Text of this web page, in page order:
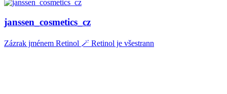
janssen_cosmetics_cz
Zázrak jménem Retinol 🪄 Retinol je všestrann